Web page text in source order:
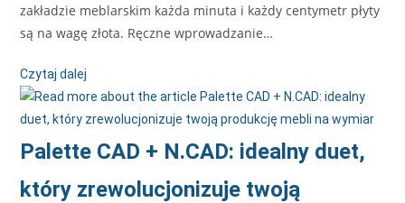
zakładzie meblarskim każda minuta i każdy centymetr płyty
są na wagę złota. Ręczne wprowadzanie…
Czytaj dalej
Palette CAD + N.CAD: idealny duet,
który zrewolucjonizuje twoją